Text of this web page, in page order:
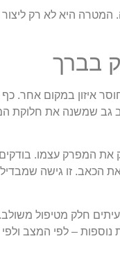
המטרה היא לא רק
בברך
איזון במקום אחר.
גב שמשנה את חלוקת
המפרק עצמו.
את הכאב. זו גישה
חלק מטיפול
נוספות – לפי המצב